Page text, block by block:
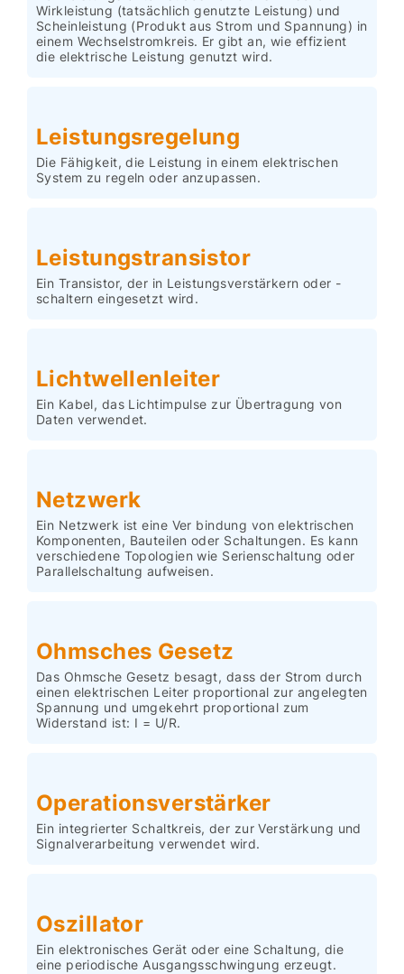
Wirkleistung (tatsächlich genutzte Leistung) und
Scheinleistung (Produkt aus Strom und Spannung) in
einem Wechselstromkreis. Er gibt an, wie effizient
die elektrische Leistung genutzt wird.
Leistungsregelung
Die Fähigkeit, die Leistung in einem elektrischen
System zu regeln oder anzupassen.
Leistungstransistor
Ein Transistor, der in Leistungsverstärkern oder -
schaltern eingesetzt wird.
Lichtwellenleiter
Ein Kabel, das Lichtimpulse zur Übertragung von
Daten verwendet.
Netzwerk
Ein Netzwerk ist eine Ver bindung von elektrischen
Komponenten, Bauteilen oder Schaltungen. Es kann
verschiedene Topologien wie Serienschaltung oder
Parallelschaltung aufweisen.
Ohmsches Gesetz
Das Ohmsche Gesetz besagt, dass der Strom durch
einen elektrischen Leiter proportional zur angelegten
Spannung und umgekehrt proportional zum
Widerstand ist: I = U/R.
Operationsverstärker
Ein integrierter Schaltkreis, der zur Verstärkung und
Signalverarbeitung verwendet wird.
Oszillator
Ein elektronisches Gerät oder eine Schaltung, die
eine periodische Ausgangsschwingung erzeugt.